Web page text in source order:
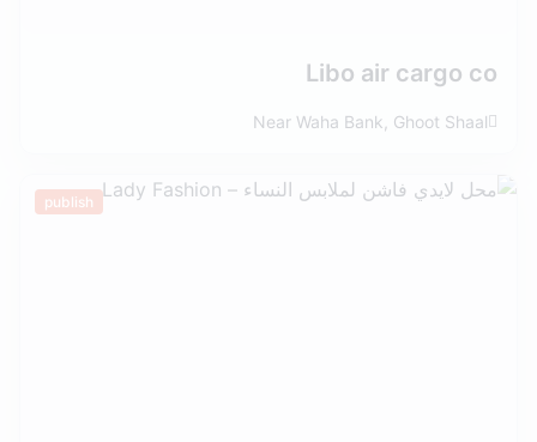
Libo air cargo co
Near Waha Bank, Ghoot Shaal
publish